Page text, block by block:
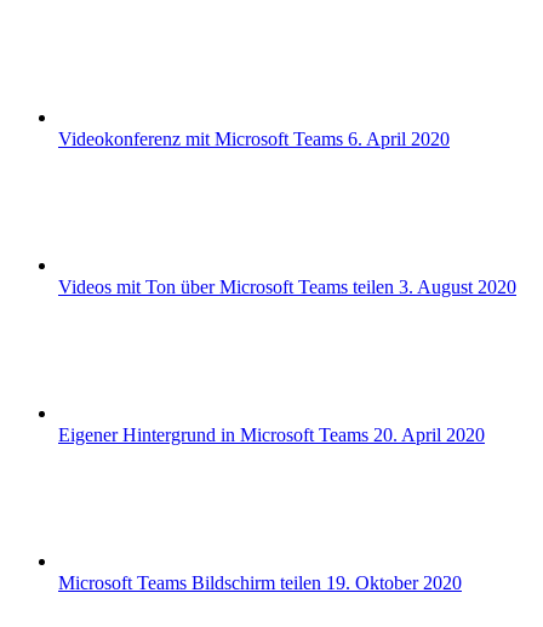
Videokonferenz mit Microsoft Teams 6. April 2020
Videos mit Ton über Microsoft Teams teilen 3. August 2020
Eigener Hintergrund in Microsoft Teams 20. April 2020
Microsoft Teams Bildschirm teilen 19. Oktober 2020